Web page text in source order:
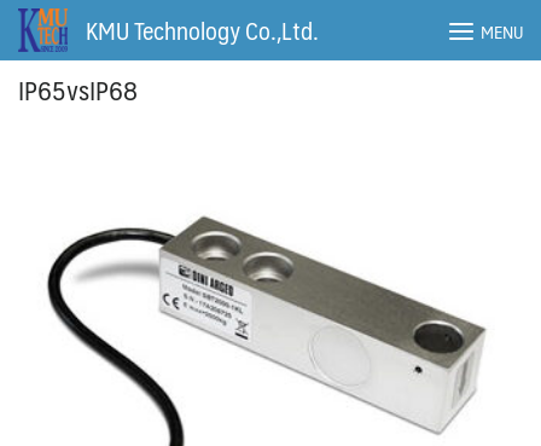
Skip
KMU Technology Co.,Ltd. MENU
IP65vsIP68